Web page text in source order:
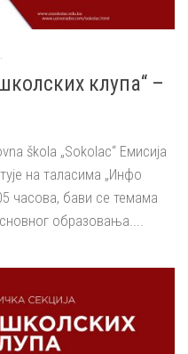
клупа“ –
škola „Sokolac“ Емисија
на таласима „Инфо
часова, бави се темама
образовања....